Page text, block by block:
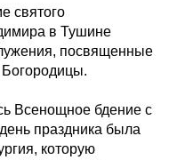
святого
в Тушине
посвященные
Богородицы.
Всенощное бдение с
праздника была
которую